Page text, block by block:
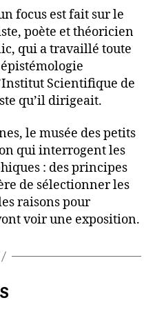
focus est fait sur le
poète et théoricien
qui a travaillé toute
Scientifique de
qu’il dirigeait.
le musée des petits
qui interrogent les
: des principes
de sélectionner les
raisons pour
voir une exposition.